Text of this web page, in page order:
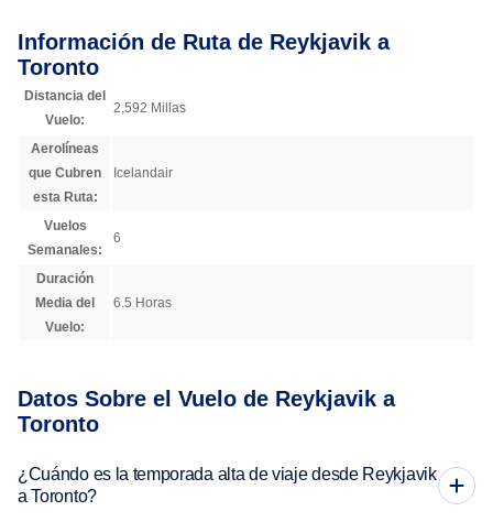
Información de Ruta de Reykjavik a
Toronto
Distancia del
Vuelo:
2,592 Millas
Aerolíneas
que Cubren
esta Ruta:
Icelandair
Vuelos
Semanales:
6
Duración
Media del
Vuelo:
6.5 Horas
Datos Sobre el Vuelo de Reykjavik a
Toronto
¿Cuándo es la temporada alta de viaje desde Reykjavik
a Toronto?